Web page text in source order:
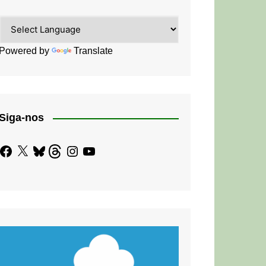
by Translate
nos
X BlueskyThreadsInstagram
YouTube